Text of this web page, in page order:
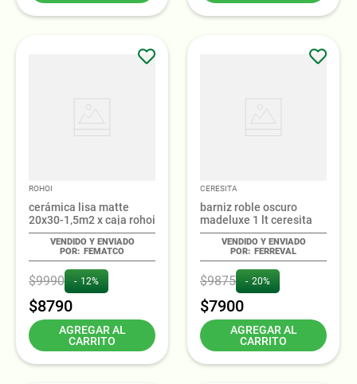
ROHOI
cerámica lisa matte
20x30-1,5m2 x caja rohoi
FEMATCO
$9990 12%
$8790
AGREGAR AL
CARRITO
CERESITA
barniz roble oscuro
madeluxe 1 lt ceresita
FERREVAL
$9875 20%
$7900
AGREGAR AL
CARRITO